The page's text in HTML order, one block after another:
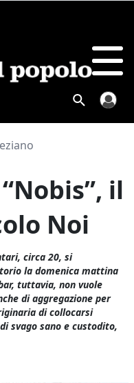
il
Noi
circa 20, si
la domenica mattina
tuttavia, non vuole
di aggregazione per
di collocarsi
svago sano e custodito,